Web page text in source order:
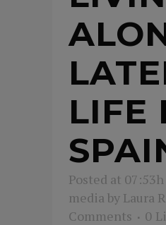
LIFE
Posted at 07:53h
media by Laura
Comments
0